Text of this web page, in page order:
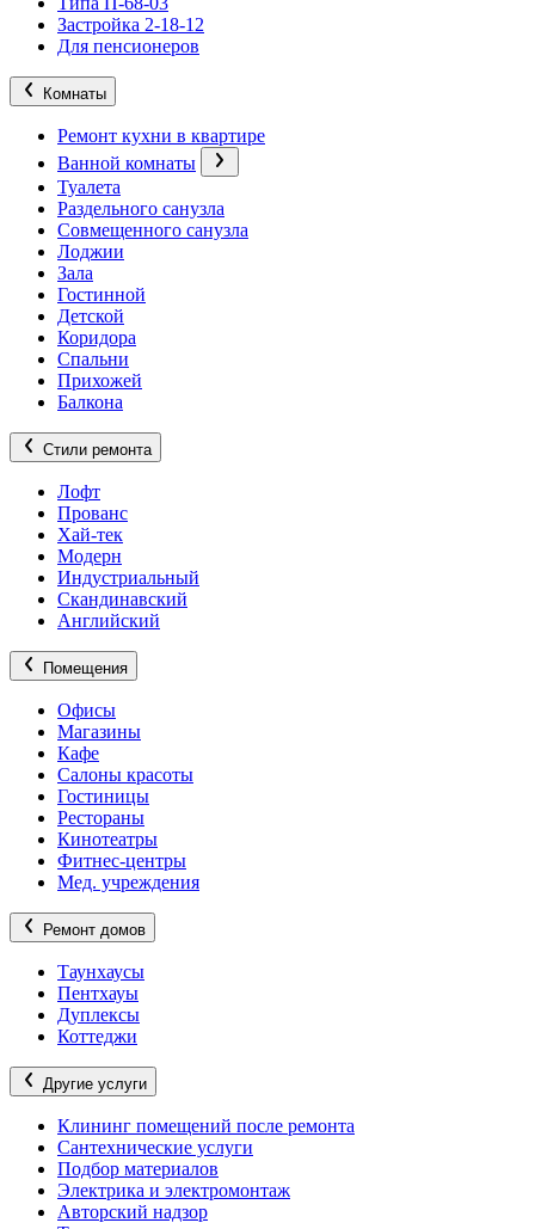
Застройка 2-18-12
Для пенсионеров
Комнаты
Ремонт кухни в квартире
Ванной комнаты
Туалета
Раздельного санузла
Совмещенного санузла
Лоджии
Зала
Гостинной
Детской
Коридора
Спальни
Прихожей
Балкона
Стили ремонта
Лофт
Прованс
Хай-тек
Модерн
Индустриальный
Скандинавский
Английский
Помещения
Офисы
Магазины
Кафе
Салоны красоты
Гостиницы
Рестораны
Кинотеатры
Фитнес-центры
Мед. учреждения
Ремонт домов
Таунхаусы
Пентхауы
Дуплексы
Коттеджи
Другие услуги
Клининг помещений после ремонта
Сантехнические услуги
Подбор материалов
Электрика и электромонтаж
Авторский надзор